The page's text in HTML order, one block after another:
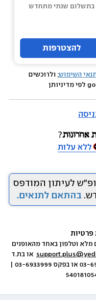
בתשלום שנתי מתחדש
להצטרפות
השימוש; ולרוכשים
ללא עלות
לעיתון המודפס
בהתאם לתנאים.